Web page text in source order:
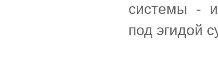
системы -
под эгидой